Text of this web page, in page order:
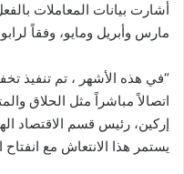
أشارت بيانات المعاملات
مارس وأبريل ومايو، وفقاً
“في هذه الأشهر ، تم تنفيذ
اتصالاً مباشراً مثل الحلاق
إركين، رئيس قسم الاقتصاد
يستمر هذا الانتعاش مع انفتاح